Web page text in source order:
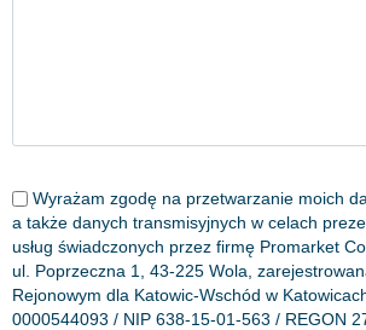
Wyrażam zgodę na przetwarzanie moich
a także danych transmisyjnych w celach
usług świadczonych przez firmę Promarket
ul. Poprzeczna 1, 43-225 Wola,
Rejonowym dla Katowic-Wschód w
0000544093 / NIP 638-15-01-563 / REGON